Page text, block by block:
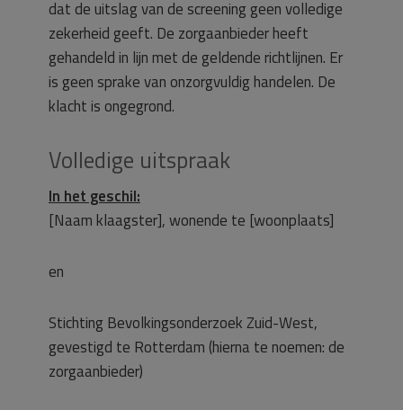
dat de uitslag van de screening geen volledige
zekerheid geeft. De zorgaanbieder heeft
gehandeld in lijn met de geldende richtlijnen. Er
is geen sprake van onzorgvuldig handelen. De
klacht is ongegrond.
Volledige uitspraak
In het geschil:
[Naam klaagster], wonende te [woonplaats]
en
Stichting Bevolkingsonderzoek Zuid-West,
gevestigd te Rotterdam (hierna te noemen: de
zorgaanbieder)